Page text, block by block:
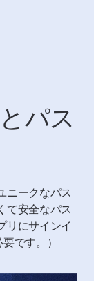
パス
ニークなパス
て安全なパス
リにサインイ
です。）